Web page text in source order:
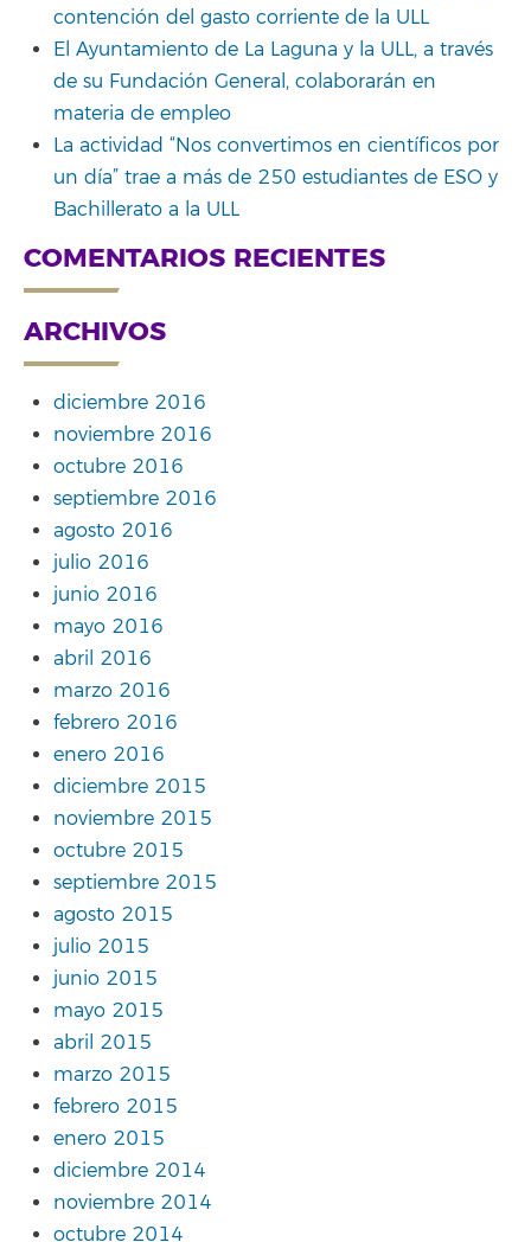
contención del gasto corriente de la ULL
El Ayuntamiento de La Laguna y la ULL, a través
de su Fundación General, colaborarán en
materia de empleo
La actividad “Nos convertimos en científicos por
un día” trae a más de 250 estudiantes de ESO y
Bachillerato a la ULL
COMENTARIOS RECIENTES
ARCHIVOS
diciembre 2016
noviembre 2016
octubre 2016
septiembre 2016
agosto 2016
julio 2016
junio 2016
mayo 2016
abril 2016
marzo 2016
febrero 2016
enero 2016
diciembre 2015
noviembre 2015
octubre 2015
septiembre 2015
agosto 2015
julio 2015
junio 2015
mayo 2015
abril 2015
marzo 2015
febrero 2015
enero 2015
diciembre 2014
noviembre 2014
octubre 2014